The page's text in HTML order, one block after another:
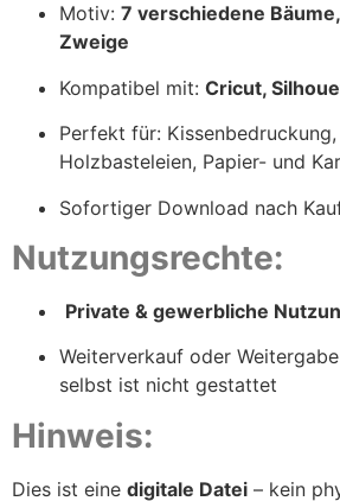
Motiv: 7 verschiedene
Zweige
Kompatibel mit: Cricut,
Perfekt für:
Holzbasteleien, Papier- und
Sofortiger Download nach
Nutzungsrechte:
Private & gewerbliche
Weiterverkauf oder
selbst ist nicht gestattet
Hinweis:
Dies ist eine digitale Datei – kein